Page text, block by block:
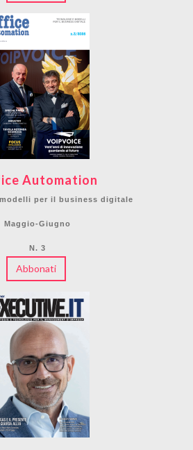
Automation
per il business digitale
Maggio-Giugno
N. 3
Abbonati